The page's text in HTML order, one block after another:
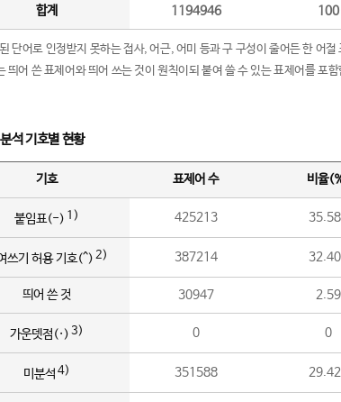
합계 1194946 100
단어로 인정받지 못하는 접사, 어근, 어미 등과 구 구성이 줄어든 한 어절
띄어 쓴 표제어와 띄어 쓰는 것이 원칙이되 붙여 쓸 수 있는 표제어를 포함
석 기호별 현황
기호 표제어 수 비율
붙임표(-) 1) 425213
쓰기 허용 기호(^) 2) 387214
띄어 쓴 것 30947 2.59
가운뎃점(·) 3) 0 0
미분석 4) 351588